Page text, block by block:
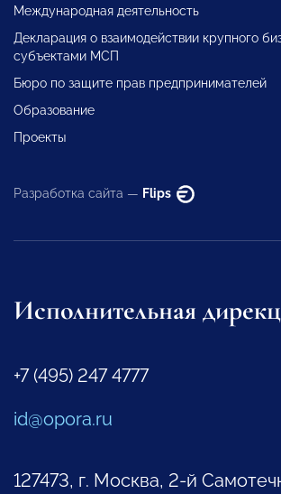
Международная деятельность
Декларация о взаимодействии крупного
субъектами МСП
Бюро по защите прав предпринимателей
Образование
Проекты
Разработка сайта — Flips
Исполнительная
+7 (495) 247 4777
id@opora.ru
127473, г. Москва, 2-й